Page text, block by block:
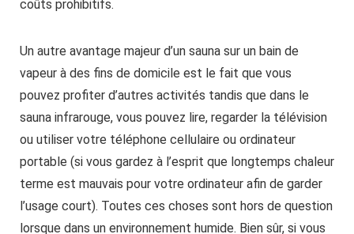
coûts prohibitifs.
Un autre avantage majeur d’un sauna sur un bain de
vapeur à des fins de domicile est le fait que vous
pouvez profiter d’autres activités tandis que dans le
sauna infrarouge, vous pouvez lire, regarder la télévision
ou utiliser votre téléphone cellulaire ou ordinateur
portable (si vous gardez à l’esprit que longtemps chaleur
terme est mauvais pour votre ordinateur afin de garder
l’usage court). Toutes ces choses sont hors de question
lorsque dans un environnement humide. Bien sûr, si vous